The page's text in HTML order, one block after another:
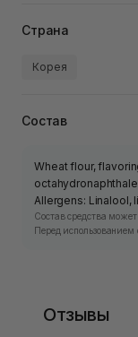
Страна
Корея
Состав
Wheat flour,
Allergens: Linalool,
Состав средства может
Перед использованием
Отзывы